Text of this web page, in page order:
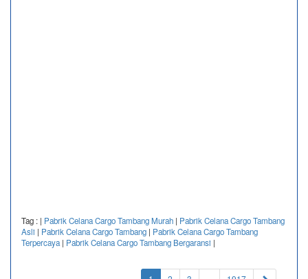
Tag : | Pabrik Celana Cargo Tambang Murah | Pabrik Celana Cargo Tambang
Asli | Pabrik Celana Cargo Tambang | Pabrik Celana Cargo Tambang
Terpercaya| Pabrik Celana Cargo Tambang Bergaransi |